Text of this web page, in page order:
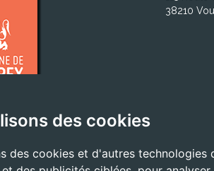
des cookies
des cookies et d'autres
38210